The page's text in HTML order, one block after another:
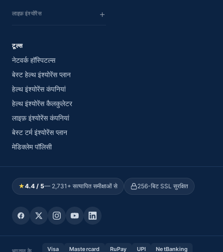
लाइफ़ इंश्योरेंस
टूल्स
नेटवर्क हॉस्पिटल्स
बेस्ट हेल्थ इंश्योरेंस प्लान
हेल्थ इंश्योरेंस कंपनियां
हेल्थ इंश्योरेंस कैलकुलेटर
लाइफ़ इंश्योरेंस कंपनियां
बेस्ट टर्म इंश्योरेंस प्लान
मेडिक्लेम पॉलिसी
★4.4 / 5— 2,731+ सत्यापित समीक्षाओं से 256-बिट SSL सुरक्षित
Visa Mastercard RuPay UPI NetBanking